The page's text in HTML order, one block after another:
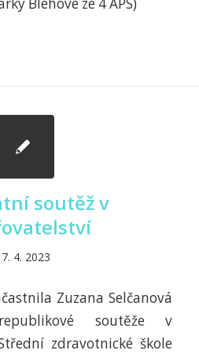
soutěž v
4. 2023
Zuzana Selčanová
soutěže v
zdravotnické škole